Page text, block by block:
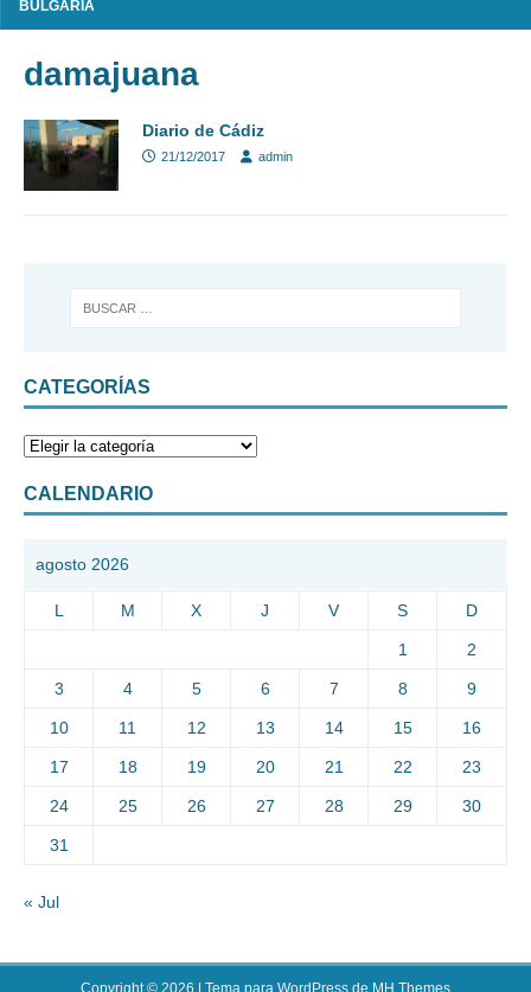
BULGARIA
damajuana
Diario de Cádiz
21/12/2017 admin
CATEGORÍAS
CALENDARIO
agosto 2026
L M X J V S D
1 2
3 4 5 6 7 8 9
10 11 12 13 14 15 16
17 18 19 20 21 22 23
24 25 26 27 28 29 30
31
« Jul
Copyright © 2026 | Tema para WordPress de MH Themes